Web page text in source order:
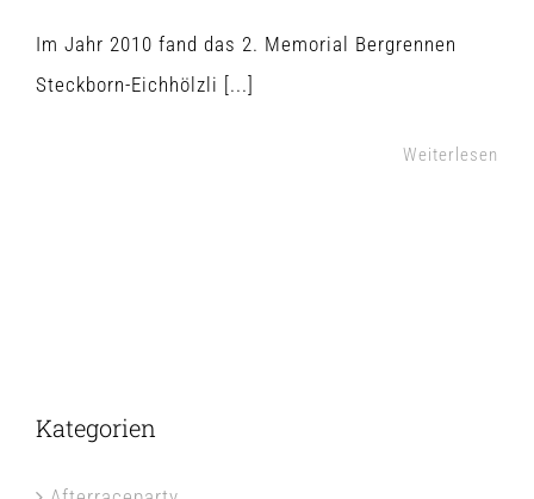
Im Jahr 2010 fand das 2. Memorial Bergrennen
Steckborn-Eichhölzli [...]
Weiterlesen
Kategorien